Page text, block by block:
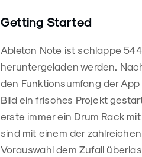
Getting Started
Ableton Note ist schlappe
heruntergeladen werden.
den Funktionsumfang der
Bild ein frisches Projekt
erste immer ein Drum Rack
sind mit einem der
Vorauswahl dem Zufall